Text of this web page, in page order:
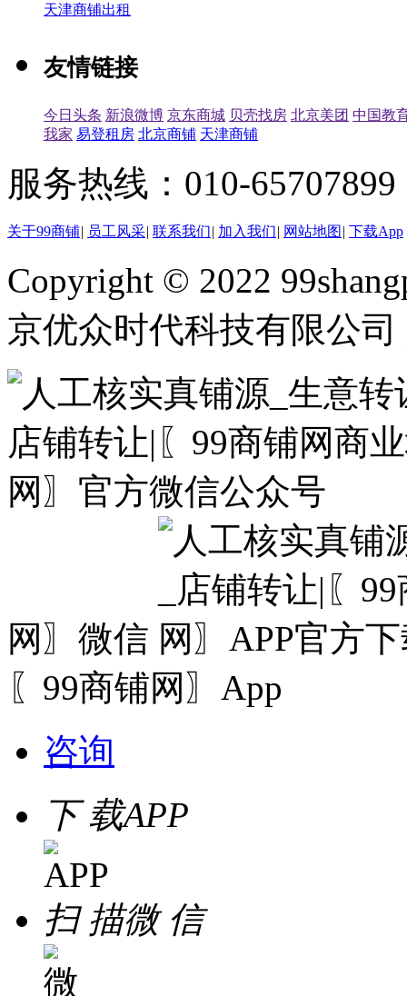
天津商铺出租
友情链接
今日头条 新浪微博 京东商城 贝壳找房 北京美团 中国教
我家 易登租房 北京商铺 天津商铺
服务热线：010-
关于99商铺| 员工风采| 联系我们| 加入我们| 网站地图 | 下载App
Copyright © 2022
京优众时代科技有限公
网〗微信
〖99商铺网〗App
咨询
下 载APP
扫 描微 信